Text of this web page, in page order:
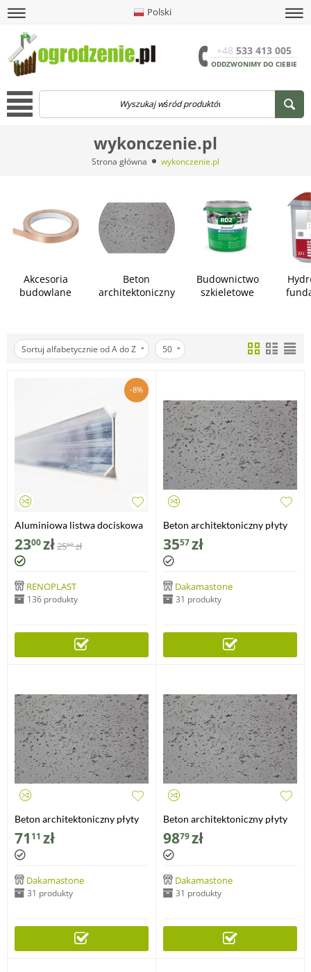
Polski
+48 533 413 005
ODDZWONIMY DO CIEBIE
menu
wykonczenie.pl
Strona główna wykonczenie.pl
Akcesoria
budowlane
Beton
architektoniczny
Budownictwo
szkieletowe
menu
Sortuj alfabetycznie od A do Z 50
-8%
Aluminiowa listwa dociskowa
do papy LD37 - 37 mm
2300zł2500 zł
RENOPLAST
136 produkty
Beton architektoniczny płyty
standard porowate
30x60x1cm
3557zł
Dakamastone
31 produkty
Beton architektoniczny płyty
standard porowate
60x60x1cm
71 11 zł
Dakamastone
31 produkty
Beton architektoniczny płyty
standard porowate
100x50x1cm
9879zł
Dakamastone
31 produkty
menu